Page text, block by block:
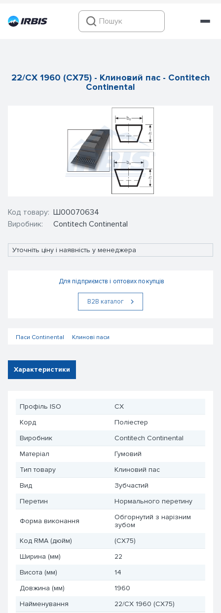
22/CX 1960 (CX75) - Клиновий пас - Contitech
Continental
Код товару:
Виробник:
Ш00070634
Contitech Continental
Уточніть ціну і наявність у менеджера
Для підприємств і оптових покупців
В2В каталог
Паси Сontinental Клинові паси
Характеристики
Профіль ISO
CX
Корд
Поліестер
Виробник
Contitech Continental
Матеріал
Гумовий
Тип товару
Клиновий пас
Вид
Зубчастий
Перетин
Нормального перетину
Форма виконання
Обгорнутий з нарізним
зубом
Код RMA (дюйм)
(CX75)
Ширина (мм)
22
Висота (мм)
14
Довжина (мм)
1960
Найменування
22/CX 1960 (CX75)